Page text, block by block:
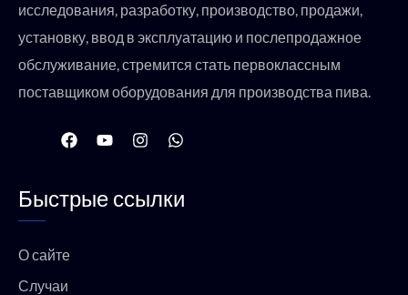
исследования, разработку, производство, продажи,
установку, ввод в эксплуатацию и послепродажное
обслуживание, стремится стать первоклассным
поставщиком оборудования для производства пива.
F
a
b
o
Y
o
u
b
I
n
a
g
W
h
s
a
Быстрые ссылки
О сайте
Случаи